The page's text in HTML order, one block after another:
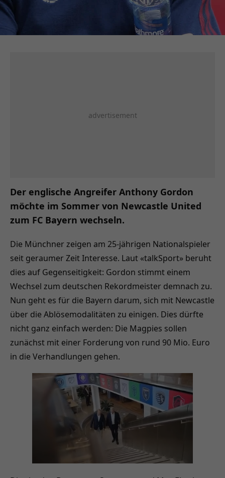
Der englische Angreifer Anthony Gordon
möchte im Sommer von Newcastle United
zum FC Bayern wechseln.
Die Münchner zeigen am 25-jährigen Nationalspieler
seit geraumer Zeit Interesse. Laut «talkSport» beruht
dies auf Gegenseitigkeit: Gordon stimmt einem
Wechsel zum deutschen Rekordmeister demnach zu.
Nun geht es für die Bayern darum, sich mit Newcastle
über die Ablösemodalitäten zu einigen. Dies dürfte
nicht ganz einfach werden: Die Magpies sollen
zunächst mit einer Forderung von rund 90 Mio. Euro
in die Verhandlungen gehen.